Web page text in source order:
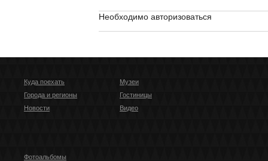
Необходимо авторизоваться
Куда поехать
Города и регионы
Новости
Музеи
Гостиницы
Видео
Фотоальбомы